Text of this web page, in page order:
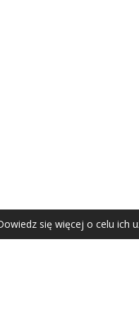
się więcej o celu ich